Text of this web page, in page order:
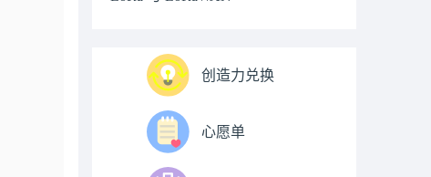
创造力兑换
心愿单